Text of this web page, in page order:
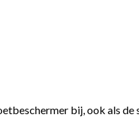
bij, ook als de